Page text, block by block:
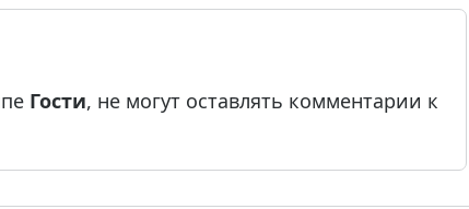
Гости, не могут оставлять комментарии к